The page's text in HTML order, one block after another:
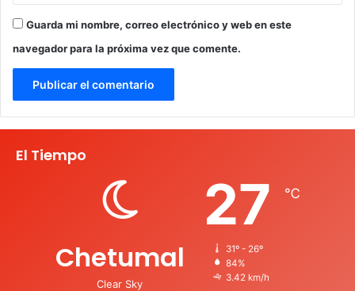
Guarda mi nombre, correo electrónico y web en este
navegador para la próxima vez que comente.
El Tiempo
Chetumal
Clear Sky
27 ℃
31º - 26º
84%
3.42 km/h